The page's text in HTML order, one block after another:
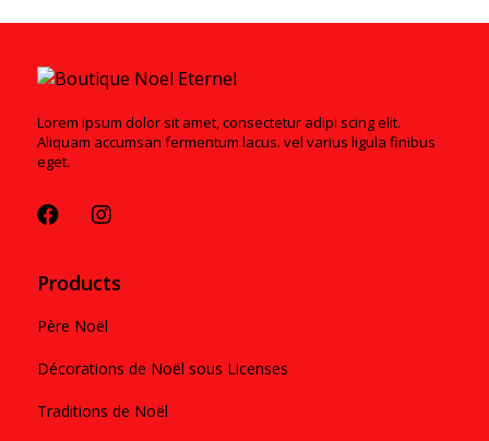
Lorem ipsum dolor sit amet, consectetur adipi scing elit.
Aliquam accumsan fermentum lacus. vel varius ligula finibus
eget.
Products
Père Noël
Décorations de Noël sous Licenses
Traditions de Noël